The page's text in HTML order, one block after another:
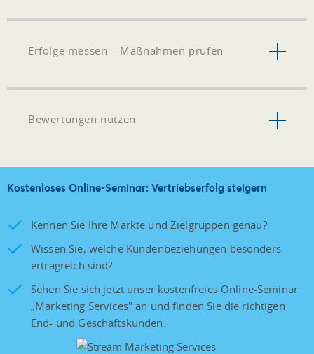
Erfolge messen – Maßnahmen prüfen
Bewertungen nutzen
Kostenloses Online-Seminar: Vertriebserfolg steigern
Kennen Sie Ihre Märkte und Zielgruppen genau?
Wissen Sie, welche Kundenbeziehungen besonders
ertragreich sind?
Sehen Sie sich jetzt unser kostenfreies Online-Seminar
„Marketing Services" an und finden Sie die richtigen
End- und Geschäftskunden.